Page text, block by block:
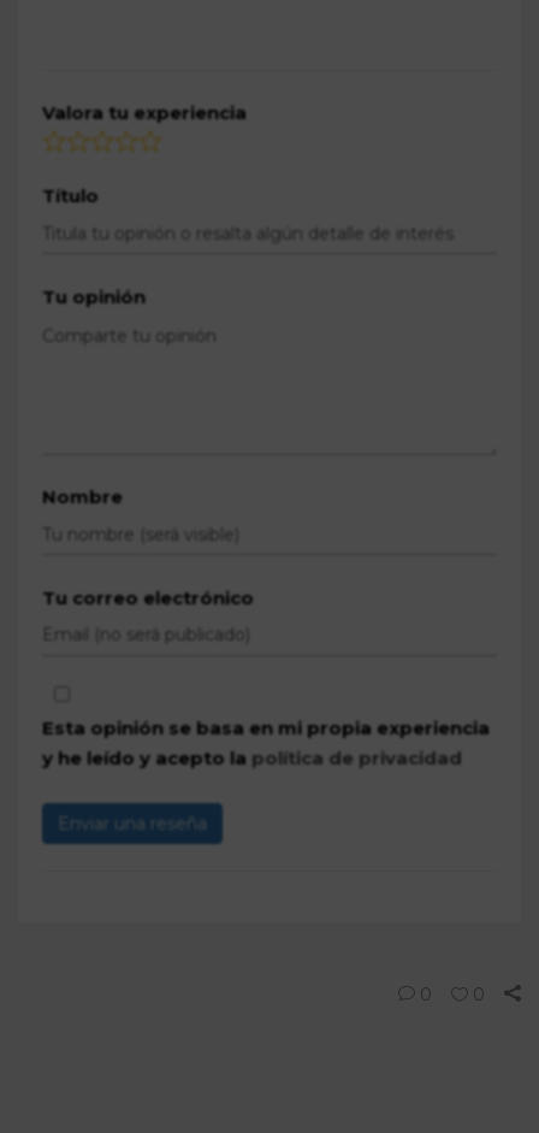
Valora tu experiencia
Título
Tu opinión
Nombre
Tu correo electrónico
Esta opinión se basa en mi propia experiencia
y he leído y acepto la política de privacidad
Enviar una reseña
0 0